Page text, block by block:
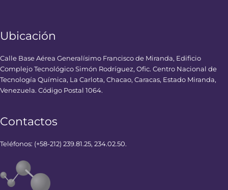
Ubicación
Calle Base Aérea Generalísimo Francisco de Miranda, Edificio
Complejo Tecnológico Simón Rodríguez, Ofic. Centro Nacional de
Tecnología Química, La Carlota, Chacao, Caracas, Estado Miranda,
Venezuela. Código Postal 1064.
Contactos
Teléfonos: (+58-212) 239.81.25, 234.02.50.